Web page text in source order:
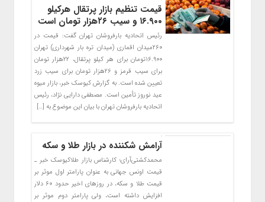
قیمت تنظیم بازار پرتقال هرکیلو
۱۶.۹۰۰ و سیب ۲۶هزار تومان است
رئیس اتحادیه بارفروشان تهران گفت: قیمت در
۲۶۰میدان اقماری (میدان تره بار شهرداری) تهران
۱۶.۹۰۰تومان برای هر کیلو پرتقال، ۲۲هزار تومان
برای سیب قرمز و ۲۶هزار تومان برای سیب زرد
تعیین شده است. به گزارش کیوسک خبر، بازار میوه
عید نوروز تأمین است. مصطفی دارایی نژاد، رئیس
اتحادیه بارفروشان تهران با بیان این موضوع به […]
آرامش شکننده در بازار طلا و سکه
محمدکشتی‌آرای؛ کارشناس بازار طلاکیوسک خبر ـ
قیمت اونس جهانی به عنوان پارامتر اول موثر بر
قیمت طلا و سکه، در روز‌های اخیر حدود ۶۰ دلار
افزایش داشته است، ولی پارامتر دوم موثر بر